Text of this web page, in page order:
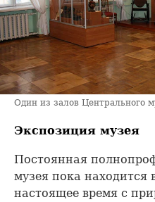
Один из залов Центрального
Экспозиция музея
Постоянная
музея пока находится
настоящее время с